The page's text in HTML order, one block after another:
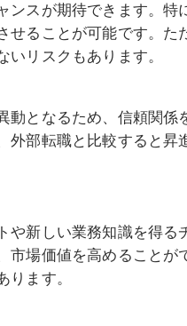
スが期待できます。
せることが可能です。
リスクもあります。
となるため、信頼関
部転職と比較すると昇
新しい業務知識を得
場価値を高めること
ます。